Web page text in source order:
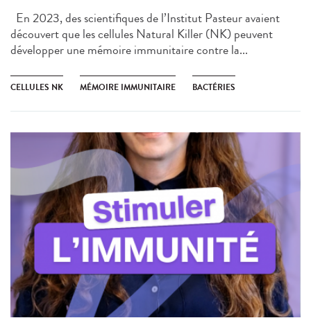
En 2023, des scientifiques de l’Institut Pasteur avaient
découvert que les cellules Natural Killer (NK) peuvent
développer une mémoire immunitaire contre la...
CELLULES NK MÉMOIRE IMMUNITAIRE BACTÉRIES